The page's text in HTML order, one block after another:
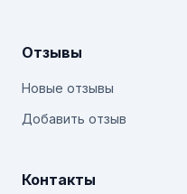
Отзывы
Новые отзывы
Добавить отзыв
Контакты